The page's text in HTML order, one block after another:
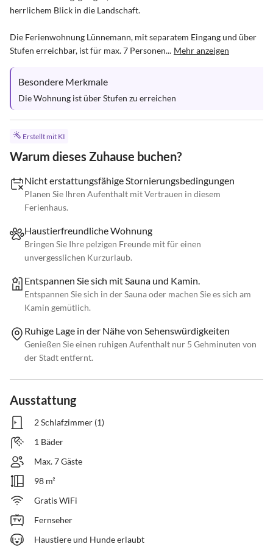
herrlichem Blick in die Landschaft.
Die Ferienwohnung Lünnemann, mit separatem Eingang und über
Stufen erreichbar, ist für max. 7 Personen... Mehr anzeigen
Besondere Merkmale
Die Wohnung ist über Stufen zu erreichen
Erstellt mit KI
Warum dieses Zuhause buchen?
Nicht erstattungsfähige Stornierungsbedingungen
Planen Sie Ihren Aufenthalt mit Vertrauen in diesem
Ferienhaus.
Haustierfreundliche Wohnung
Bringen Sie Ihre pelzigen Freunde mit für einen
unvergesslichen Kurzurlaub.
Entspannen Sie sich mit Sauna und Kamin.
Entspannen Sie sich in der Sauna oder machen Sie es sich am
Kamin gemütlich.
Ruhige Lage in der Nähe von Sehenswürdigkeiten
Genießen Sie einen ruhigen Aufenthalt nur 5 Gehminuten von
der Stadt entfernt.
Ausstattung
2 Schlafzimmer (1)
1 Bäder
Max. 7 Gäste
98 m²
Gratis WiFi
Fernseher
Haustiere und Hunde erlaubt